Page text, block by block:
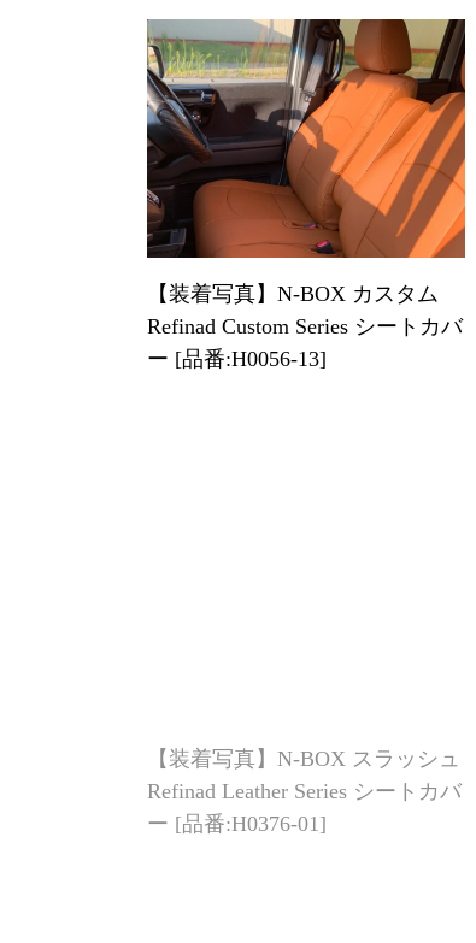
【装着写真】N-BOX カスタム
Refinad Custom Series シートカバ
ー [品番:H0056-13]
Refinad Leather Series シートカバ
ー [品番:H0376-01]